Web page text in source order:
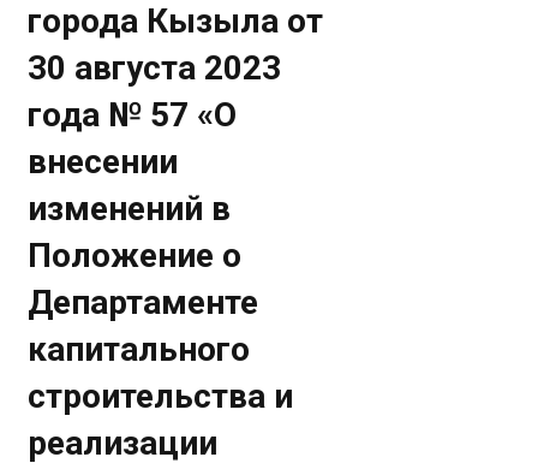
города Кызыла от
30 августа 2023
года № 57 «О
внесении
изменений в
Положение о
Департаменте
капитального
строительства и
реализации